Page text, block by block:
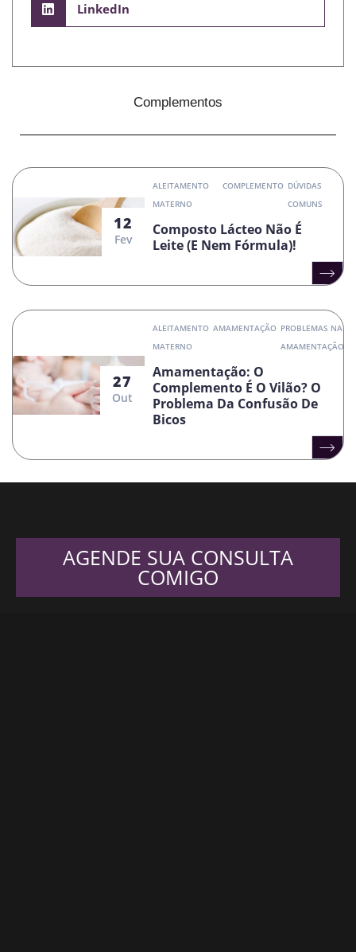
LinkedIn
Complementos
12
Fev
ALEITAMENTO
MATERNO
COMPLEMENTO DÚVIDAS
COMUNS
Composto Lácteo Não É
Leite (e Nem Fórmula)!
27
Out
ALEITAMENTO
MATERNO
AMAMENTAÇÃO PROBLEMAS NA
AMAMENTAÇÃO
Amamentação: O
Complemento É O Vilão? O
Problema Da Confusão De
Bicos
AGENDE SUA CONSULTA
COMIGO